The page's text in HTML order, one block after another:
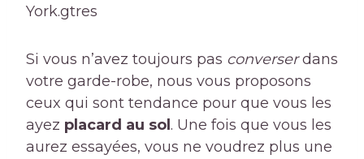
York.gtres
Si vous n’avez toujours pas converserdans
votre garde-robe, nous vous proposons
ceux qui sont tendance pour que vous les
ayez placard au sol . Une fois que vous les
aurez essayées, vous ne voudrez plus une